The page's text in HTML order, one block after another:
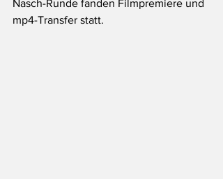
Nasch-Runde fanden Filmpremiere und
mp4-Transfer statt.